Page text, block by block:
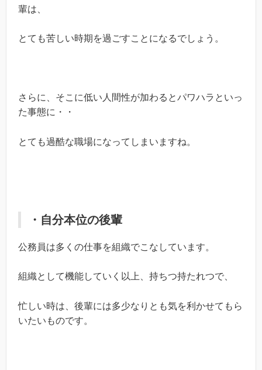
輩は、
とても苦しい時期を過ごすことになるでしょう。
さらに、そこに低い人間性が加わるとパワハラといっ
た事態に・・
とても過酷な職場になってしまいますね。
・自分本位の後輩
公務員は多くの仕事を組織でこなしています。
組織として機能していく以上、持ちつ持たれつで、
忙しい時は、後輩には多少なりとも気を利かせてもら
いたいものです。